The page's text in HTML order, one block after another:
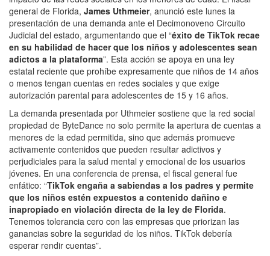
general de Florida, James Uthmeier, anunció este lunes la
presentación de una demanda ante el Decimonoveno Circuito
Judicial del estado, argumentando que el “éxito de TikTok recae
en su habilidad de hacer que los niños y adolescentes sean
adictos a la plataforma”. Esta acción se apoya en una ley
estatal reciente que prohíbe expresamente que niños de 14 años
o menos tengan cuentas en redes sociales y que exige
autorización parental para adolescentes de 15 y 16 años.
La demanda presentada por Uthmeier sostiene que la red social
propiedad de ByteDance no solo permite la apertura de cuentas a
menores de la edad permitida, sino que además promueve
activamente contenidos que pueden resultar adictivos y
perjudiciales para la salud mental y emocional de los usuarios
jóvenes. En una conferencia de prensa, el fiscal general fue
enfático: “TikTok engaña a sabiendas a los padres y permite
que los niños estén expuestos a contenido dañino e
inapropiado en violación directa de la ley de Florida.
Tenemos tolerancia cero con las empresas que priorizan las
ganancias sobre la seguridad de los niños. TikTok debería
esperar rendir cuentas”.